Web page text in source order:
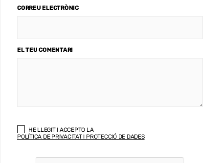
CORREU ELECTRÒNIC
EL TEU COMENTARI
HE LLEGIT I ACCEPTO LA
POLÍTICA DE PRIVACITAT I PROTECCIÓ DE DADES